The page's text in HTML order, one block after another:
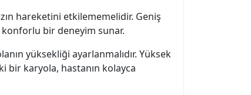
hareketini etkilememelidir. Geniş
bir deneyim sunar.
yüksekliği ayarlanmalıdır. Yüksek
bir karyola, hastanın kolayca